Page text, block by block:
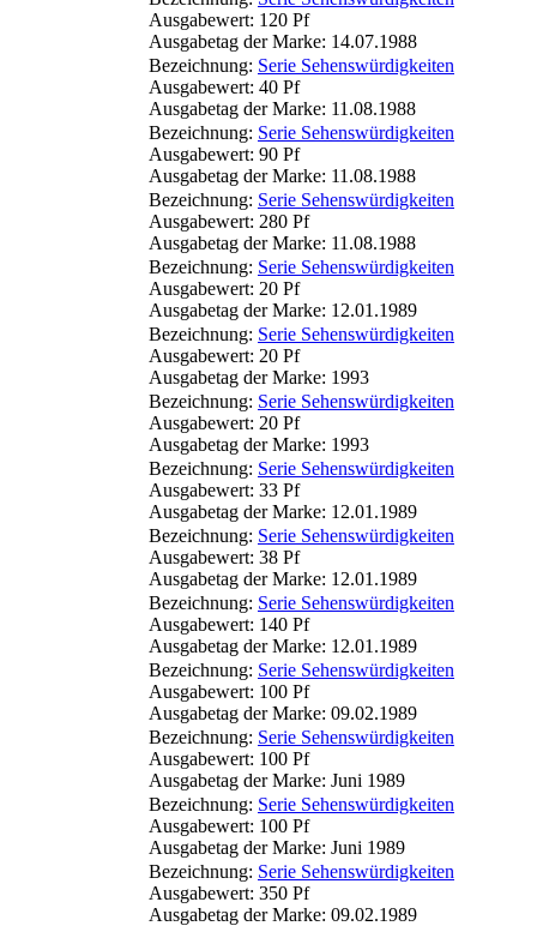
Ausgabewert: 120 Pf
Ausgabetag der Marke: 14.07.1988
Bezeichnung: Serie Sehenswürdigkeiten
Ausgabewert: 40 Pf
Ausgabetag der Marke: 11.08.1988
Bezeichnung: Serie Sehenswürdigkeiten
Ausgabewert: 90 Pf
Ausgabetag der Marke: 11.08.1988
Bezeichnung: Serie Sehenswürdigkeiten
Ausgabewert: 280 Pf
Ausgabetag der Marke: 11.08.1988
Bezeichnung: Serie Sehenswürdigkeiten
Ausgabewert: 20 Pf
Ausgabetag der Marke: 12.01.1989
Bezeichnung: Serie Sehenswürdigkeiten
Ausgabewert: 20 Pf
Ausgabetag der Marke: 1993
Bezeichnung: Serie Sehenswürdigkeiten
Ausgabewert: 20 Pf
Ausgabetag der Marke: 1993
Bezeichnung: Serie Sehenswürdigkeiten
Ausgabewert: 33 Pf
Ausgabetag der Marke: 12.01.1989
Bezeichnung: Serie Sehenswürdigkeiten
Ausgabewert: 38 Pf
Ausgabetag der Marke: 12.01.1989
Bezeichnung: Serie Sehenswürdigkeiten
Ausgabewert: 140 Pf
Ausgabetag der Marke: 12.01.1989
Bezeichnung: Serie Sehenswürdigkeiten
Ausgabewert: 100 Pf
Ausgabetag der Marke: 09.02.1989
Bezeichnung: Serie Sehenswürdigkeiten
Ausgabewert: 100 Pf
Ausgabetag der Marke: Juni 1989
Bezeichnung: Serie Sehenswürdigkeiten
Ausgabewert: 100 Pf
Ausgabetag der Marke: Juni 1989
Bezeichnung: Serie Sehenswürdigkeiten
Ausgabewert: 350 Pf
Ausgabetag der Marke: 09.02.1989